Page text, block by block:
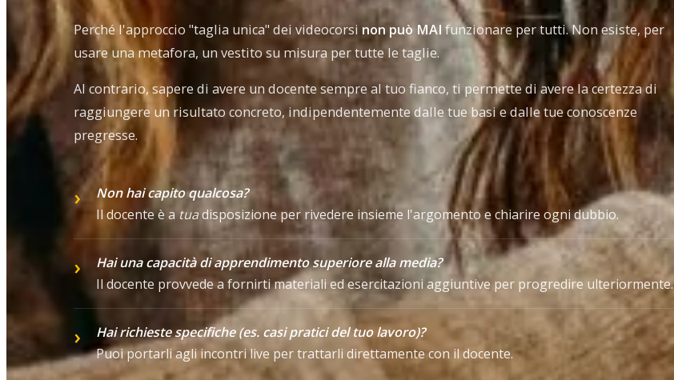
Perché l'approccio "taglia unica" dei videocorsi non può MAIfunzionare per tutti. Non esiste, per
usare una metafora, un vestito su misura per tutte le taglie.
Al contrario, sapere di avere un docente sempre al tuo fianco, ti permette di avere la certezza di
raggiungere un risultato concreto, indipendentemente dalle tue basi e dalle tue conoscenze
pregresse.
Non hai capito qualcosa?
Il docente è atuadisposizione per rivedere insieme l'argomento e chiarire ogni dubbio.
Hai una capacità di apprendimento superiore alla media?
Il docente provvede a fornirti materiali ed esercitazioni aggiuntive per progredire ulteriormente.
Hai richieste specifiche (es. casi pratici del tuo lavoro)?
Puoi portarli agli incontri live per trattarli direttamente con il docente.